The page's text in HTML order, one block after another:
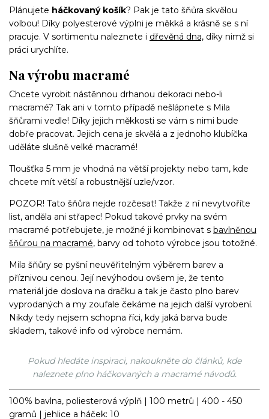
Plánujete háčkovaný košík? Pak je tato šňůra skvělou
volbou! Díky polyesterové výplni je měkká a krásně se s ní
pracuje. V sortimentu naleznete i dřevěná dna, díky nimž si
práci urychlíte.
Na výrobu macramé
Chcete vyrobit nástěnnou drhanou dekoraci nebo-li
macramé? Tak ani v tomto případě nešlápnete s Mila
šňůrami vedle! Díky jejich měkkosti se vám s nimi bude
dobře pracovat. Jejich cena je skvělá a z jednoho klubíčka
uděláte slušně velké macramé!
Tloušťka 5 mm je vhodná na větší projekty nebo tam, kde
chcete mít větší a robustnější uzle/vzor.
POZOR! Tato šňůra nejde rozčesat! Takže z ní nevytvoříte
list, anděla ani střapec! Pokud takové prvky na svém
macramé potřebujete, je možné ji kombinovat s bavlněnou
šňůrou na macramé, barvy od tohoto výrobce jsou totožné.
Mila šňůry se pyšní neuvěřitelným výběrem barev a
příznivou cenou. Její nevýhodou ovšem je, že tento
materiál jde doslova na dračku a tak je často plno barev
vyprodaných a my zoufale čekáme na jejich další vyrobení.
Nikdy tedy nejsem schopna říci, kdy jaká barva bude
skladem, takové info od výrobce nemám.
Pokud hledáte inspiraci, nakoukněte do článků, kde
naleznete plno háčkovaných a macramé návodů.
100% bavlna, poliesterová výplň | 100 metrů | 400 - 450
gramů | jehlice a háček: 10